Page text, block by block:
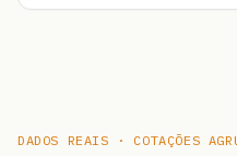
DADOS REAIS · COTAÇÕES